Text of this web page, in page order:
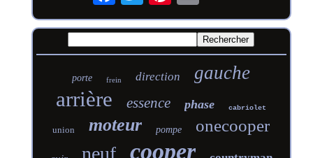
porte frein direction gauche
arrière essence phase cabriolet
union moteur pompe onecooper
neuf cooper